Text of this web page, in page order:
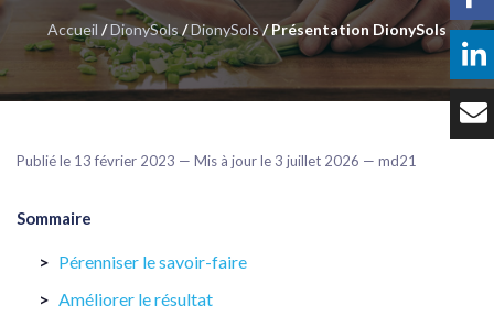
Nos autres
Solutions
Témoignages
Accueil /DionySols/DionySols/ Présentation DionySols
Publié le 13 février 2023 — Mis à jour le 3 juillet 2026 — md21
Sommaire
Pérenniser le savoir-faire
Améliorer le résultat